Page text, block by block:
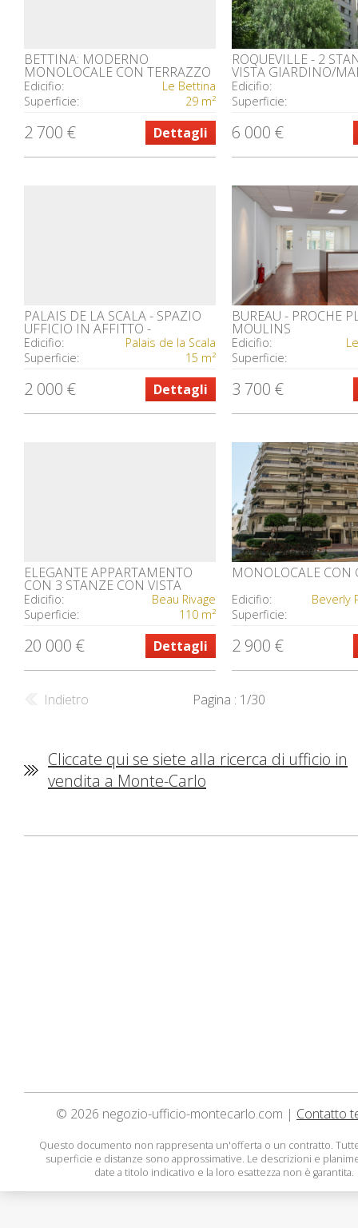
BETTINA: MODERNO
MONOLOCALE CON TERRAZZO
RISTRUTTURATO IN AFFITTO
Edicifio:
Le Bettina
Superficie:
29 m²
2 700 € Dettagli
ROQUEVILLE - 2
VISTA GIARDINO/
CLIMATIZZATA
Edicifio:
Superficie:
6 000 €
PALAIS DE LA SCALA - SPAZIO
UFFICIO IN AFFITTO -
RISTRUTTURATO
Edicifio:
Palais de la Scala
Superficie:
15 m²
2 000 € Dettagli
BUREAU - PROCHE
MOULINS
Edicifio:
Superficie:
3 700 €
ELEGANTE APPARTAMENTO
CON 3 STANZE CON VISTA
PANORAMICA SUL MARE E SUL
PORTO DI MONACO
Edicifio:
Beau Rivage
Superficie:
110 m²
20 000 € Dettagli
MONOLOCALE CON
Edicifio:
Superficie:
2 900 €
Indietro Pagina : 1/30
Cliccate qui se siete alla ricerca di ufficio in
vendita a Monte-Carlo
© 2026 negozio-ufficio-montecarlo.com | Contatto
Questo documento non rappresenta un'offerta o un contratto.
superficie e distanze sono approssimative. Le descrizioni e
date a titolo indicativo e la loro esattezza non è garantita.